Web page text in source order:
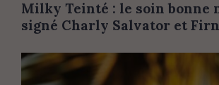
Milky Teinté : le soin bonne
signé Charly Salvator et Firn